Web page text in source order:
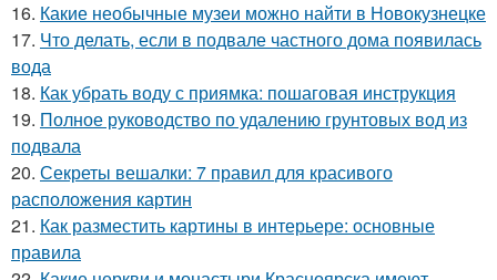
16. Какие необычные музеи можно найти в Новокузнецке
17. Что делать, если в подвале частного дома появилась
вода
18. Как убрать воду с приямка: пошаговая инструкция
19. Полное руководство по удалению грунтовых вод из
подвала
20. Секреты вешалки: 7 правил для красивого
расположения картин
21. Как разместить картины в интерьере: основные
правила